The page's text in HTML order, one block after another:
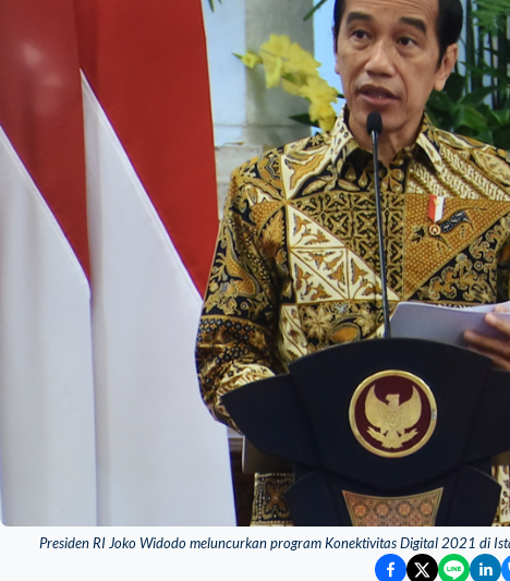
Presiden RI Joko Widodo meluncurkan program Konektivitas Digital 2021 di